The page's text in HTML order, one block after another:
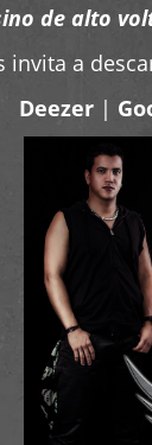
de alto
invita a
Deezer |